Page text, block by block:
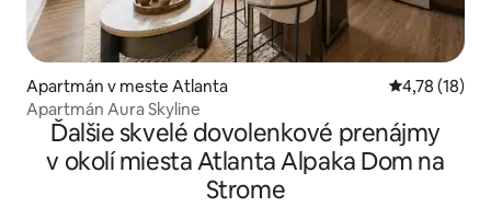
Apartmán v meste Atlanta Priemerné
4,78 (18)
Apartmán Aura Skyline
Ďalšie skvelé dovolenkové prenájmy
v okolí miesta Atlanta Alpaka Dom na
Strome